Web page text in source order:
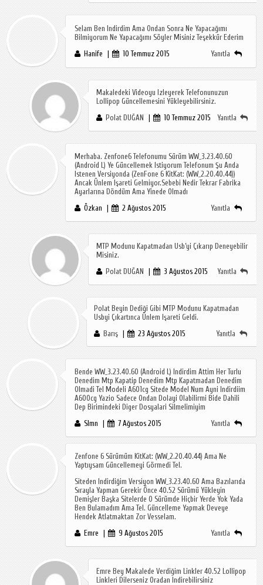
Selam Ben Indirdim Ama Ondan Sonra Ne Yapacağımı
Bilmiyorum Ne Yapacağımı Söyler Misiniz Teşekkür Ederim
Hanife
10 Temmuz 2015 Yanıtla
Makaledeki Videoyu Izleyerek Telefonunuzun
Lollipop Güncellemesini Yükleyebilirsiniz.
Polat DUĞAN
10 Temmuz 2015 Yanıtla
Merhaba. Zenfone6 Telefonumu Sürüm WW_3.23.40.60
(Android L) Ye Güncellemek Istiyorum Telefonum Şu Anda
Istenen Versiyonda (ZenFone 6 KitKat: (WW_2.20.40.44))
Ancak Ünlem Işareti Gelmiyor.Sebebi Nedir Tekrar Fabrika
Ayarlarına Döndüm Ama Yinede Olmadı
Özkan
2 Ağustos 2015 Yanıtla
MTP Modunu Kapatmadan Usb’yi Çıkarıp Deneyebilir
Misiniz.
Polat DUĞAN
3 Ağustos 2015 Yanıtla
Polat Beyin Dediği Gibi MTP Modunu Kapatmadan
Usbyi Çıkartınca Ünlem Işareti Geldi.
Barış
23 Ağustos 2015 Yanıtla
Bende WW_3.23.40.60 (Android L) Indirdim Attim Her Turlu
Denedim Mtp Kapatip Denedim Mtp Kapatmadan Denedim
Olmadi Tel Modeli A601cg Sitede Model Num Ayni Indirdiim
A600cg Yazio Sadece Ondan Dolayi Olabilirmi Bide Dahili
Dep Birimindeki Diger Dosyalari Silmelimiyim
Slmn
7 Ağustos 2015 Yanıtla
Zenfone 6 Sürümüm KitKat: (WW_2.20.40.44) Ama Ne
Yaptıysam Güncellemeyi Görmedi Tel.
Siteden Indirdiğim Versiyon WW_3.23.40.60 Ama Bazılarıda
Sırayla Yapman Gerekir Önce 40.52 Sürümü Yükleyin
Demişler Başka Sitelerde O Sürümde Hiçbir Yerde Yok Yada
Ben Bulamadım Ama Tel. Güncelleme Yapmak Deveye
Hendek Atlatmaktan Zor Vesselam.
Emre
9 Ağustos 2015 Yanıtla
Emre Bey Makalede Verdiğim Linkler 40.52 Lollipop
Linkleri Dilerseniz Oradan Indirebilirsiniz